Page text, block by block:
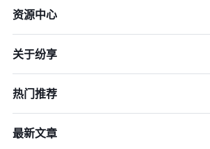
资源中心
关于纷享
热门推荐
最新文章